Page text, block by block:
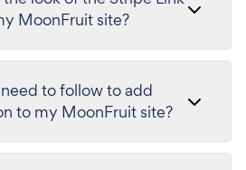
MoonFruit site?
to follow to add
to my MoonFruit site?